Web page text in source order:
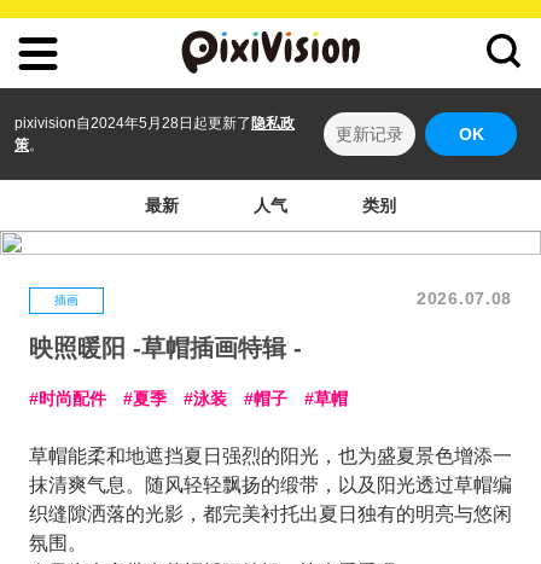
pixivision自2024年5月28日起更新了 隐私政
策。
更新记录 OK
最新 人气 类别
插画 2026.07.08
映照暖阳 -草帽插画特辑 -
时尚配件 夏季 泳装 帽子 草帽
草帽能柔和地遮挡夏日强烈的阳光，也为盛夏景色增添一
抹清爽气息。随风轻轻飘扬的缎带，以及阳光透过草帽编
织缝隙洒落的光影，都完美衬托出夏日独有的明亮与悠闲
氛围。